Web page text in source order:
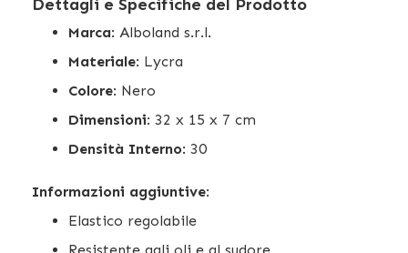
Dettagli e Specifiche del Prodotto
Marca: Alboland s.r.l.
Materiale: Lycra
Colore: Nero
Dimensioni: 32 x 15 x 7 cm
Densità Interno: 30
Informazioni aggiuntive:
Elastico regolabile